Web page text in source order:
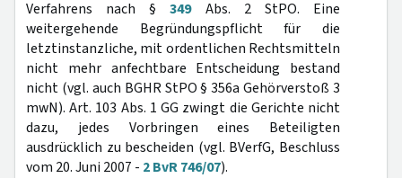
Verfahrens nach §349Abs. 2 StPO. Eine
weitergehende Begründungspflicht für die
letztinstanzliche, mit ordentlichen Rechtsmitteln
nicht mehr anfechtbare Entscheidung bestand
nicht (vgl. auch BGHR StPO § 356a Gehörverstoß 3
mwN). Art. 103 Abs. 1 GG zwingt die Gerichte nicht
dazu, jedes Vorbringen eines Beteiligten
ausdrücklich zu bescheiden (vgl. BVerfG, Beschluss
vom 20. Juni 2007 - 2 BvR 746/07).